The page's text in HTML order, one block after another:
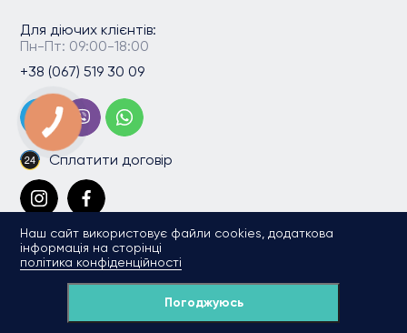
Для діючих клієнтів:
Пн-Пт: 09:00-18:00
+38 (067) 519 30 09
Сплатити договір
Copyright 2026
Наш сайт використовує файли cookies, додаткова
інформація на сторінці
політика конфіденційності
Погоджуюсь